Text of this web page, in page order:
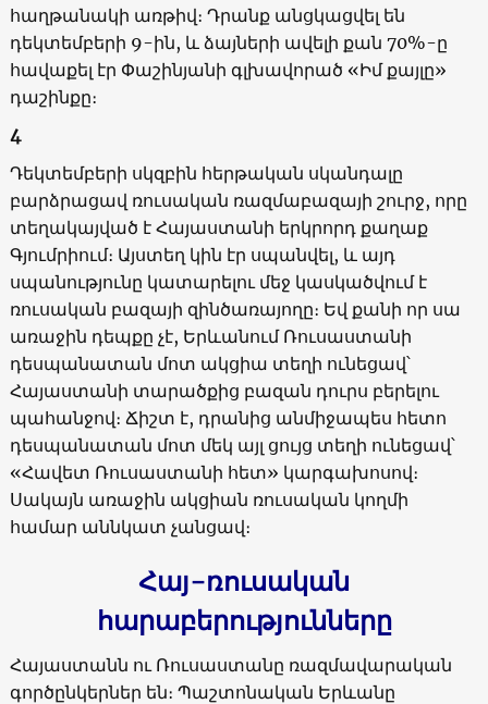
հաղթանակի առթիվ։ Դրանք անցկացվել են
դեկտեմբերի 9-ին, և ձայների ավելի քան 70%-ը
հավաքել էր Փաշինյանի գլխավորած «Իմ քայլը»
դաշինքը։
4
Դեկտեմբերի սկզբին հերթական սկանդալը
բարձրացավ ռուսական ռազմաբազայի շուրջ, որը
տեղակայված է Հայաստանի երկրորդ քաղաք
Գյումրիում։ Այստեղ կին էր սպանվել, և այդ
սպանությունը կատարելու մեջ կասկածվում է
ռուսական բազայի զինծառայողը։ Եվ քանի որ սա
առաջին դեպքը չէ, Երևանում Ռուսաստանի
դեսպանատան մոտ ակցիա տեղի ունեցավ՝
Հայաստանի տարածքից բազան դուրս բերելու
պահանջով։ Ճիշտ է, դրանից անմիջապես հետո
դեսպանատան մոտ մեկ այլ ցույց տեղի ունեցավ՝
«Հավետ Ռուսաստանի հետ» կարգախոսով։
Սակայն առաջին ակցիան ռուսական կողմի
համար աննկատ չանցավ։
Հայ-ռուսական
հարաբերությունները
Հայաստանն ու Ռուսաստանը ռազմավարական
գործընկերներ են։ Պաշտոնական Երևանը